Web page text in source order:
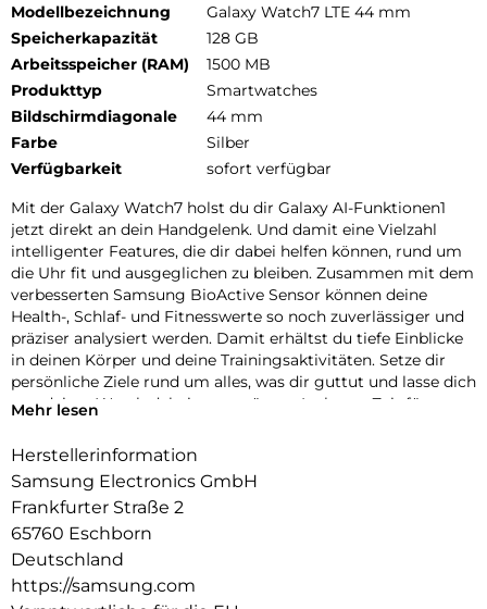
Modellbezeichnung
Galaxy Watch7 LTE 44 mm
Speicherkapazität
128 GB
Arbeitsspeicher (RAM)
1500 MB
Produkttyp
Smartwatches
Bildschirmdiagonale
44 mm
Farbe
Silber
Verfügbarkeit
sofort verfügbar
Mit der Galaxy Watch7 holst du dir Galaxy AI-Funktionen1
jetzt direkt an dein Handgelenk. Und damit eine Vielzahl
intelligenter Features, die dir dabei helfen können, rund um
die Uhr fit und ausgeglichen zu bleiben. Zusammen mit dem
verbesserten Samsung BioActive Sensor können deine
Health-, Schlaf- und Fitnesswerte so noch zuverlässiger und
präziser analysiert werden. Damit erhältst du tiefe Einblicke
in deinen Körper und deine Trainingsaktivitäten. Setze dir
persönliche Ziele rund um alles, was dir guttut und lasse dich
von deiner Watch dabei unterstützen. Ist heute Zeit für
täglichen Energiewert, der erweiterten Schlafanalyse und
Funktionen ermittelt die Galaxy Watch7 für dich deine
Tagesform.
Obwohl die Galaxy Watch7 vollgepackt ist mit vielseitigen
Funktionen, liegt ihr Aluminium Gehäuse angenehm flach
und leicht an deinem Handgelenk. Zeitlos schön und
Mehr lesen
Herstellerinformation
Samsung Electronics GmbH
Frankfurter Straße 2
65760 Eschborn
Deutschland
https://samsung.com